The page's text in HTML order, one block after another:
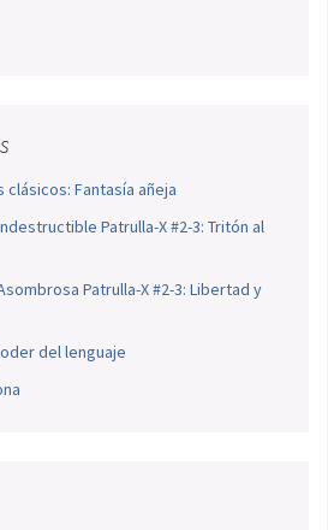
clásicos: Fantasía añeja
Patrulla-X #2-3: Tritón al
Patrulla-X #2-3: Libertad y
del lenguaje